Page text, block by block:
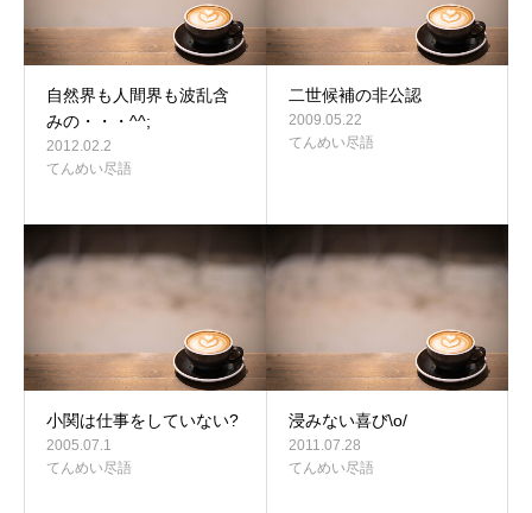
自然界も人間界も波乱含
みの・・・^^;
2012.02.2
てんめい尽語
二世候補の非公認
2009.05.22
てんめい尽語
小関は仕事をしていない?
2005.07.1
てんめい尽語
浸みない喜び\o/
2011.07.28
てんめい尽語